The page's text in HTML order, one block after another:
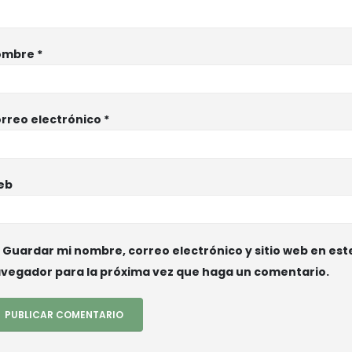
*
electrónico *
Guardar mi nombre, correo electrónico y sitio web en
para la próxima vez que haga un comentario.